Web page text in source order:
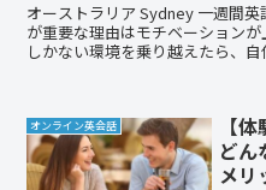
オーストラリア Sydney 一週間
が重要な理由はモチベーション
しかない環境を乗り越えたら、
オンライン英会話
【
どん
メリ